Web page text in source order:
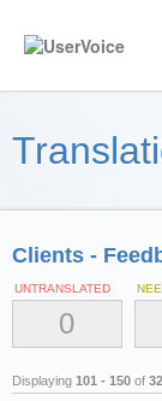
Clients -
UNTRANSLATED
0
Displaying 101 - 150 of